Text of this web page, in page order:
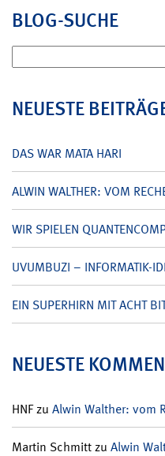
BLOG-SUCHE
nach:
NEUESTE
DAS WAR MATA HARI
ALWIN WALTHER: VOM
WIR SPIELEN
UVUMBUZI – INFORMATIK-
EIN SUPERHIRN MIT ACHT
NEUESTE
HNFzu Alwin Walther: vom
Martin Schmittzu Alwin